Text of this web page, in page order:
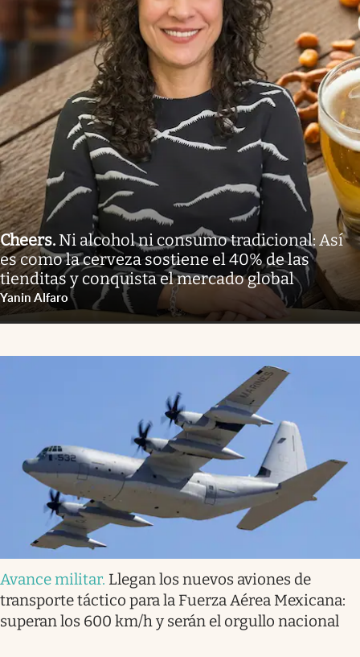
Cheers. Ni alcohol ni consumo tradicional: Así
es como la cerveza sostiene el 40% de las
tienditas y conquista el mercado global
Yanin Alfaro
Avance militar. Llegan los nuevos aviones de
transporte táctico para la Fuerza Aérea Mexicana:
superan los 600 km/h y serán el orgullo nacional